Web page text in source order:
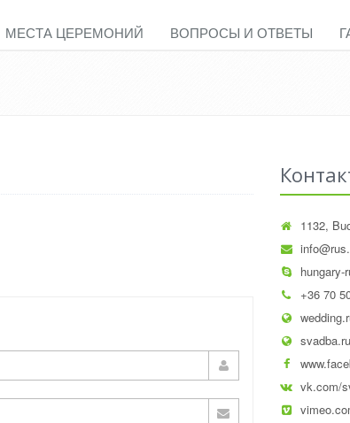
МЕСТА ЦЕРЕМОНИЙ ВОПРОСЫ И ОТВЕТЫ
1132,
hungary-
+36 70
vk.com/